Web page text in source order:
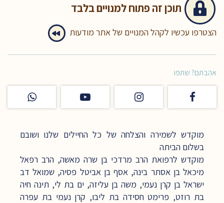
תוכן זה פתוח למנויים בלבד
הצטרפו עכשיו לקהל המנויים של אתר מודעות
אהבתם? שתפו
מוקדש לשמירה והצלחה של כל החיילים שלנו ושובם
בשלום הביתה
מוקדש לרפואת הרב מרדכי בן שרה מאשה, הרב רפאל
מיכאל בן אסתר בינה, אסף בן אביטל פסיה, שמואל דב
ישראל בן קרן נעמי, משה בן עליזה, ים בת לי, תינה חיה
בת רוזט, פרימט חסידה בת ליבו, קרן נעמי בת עפרה